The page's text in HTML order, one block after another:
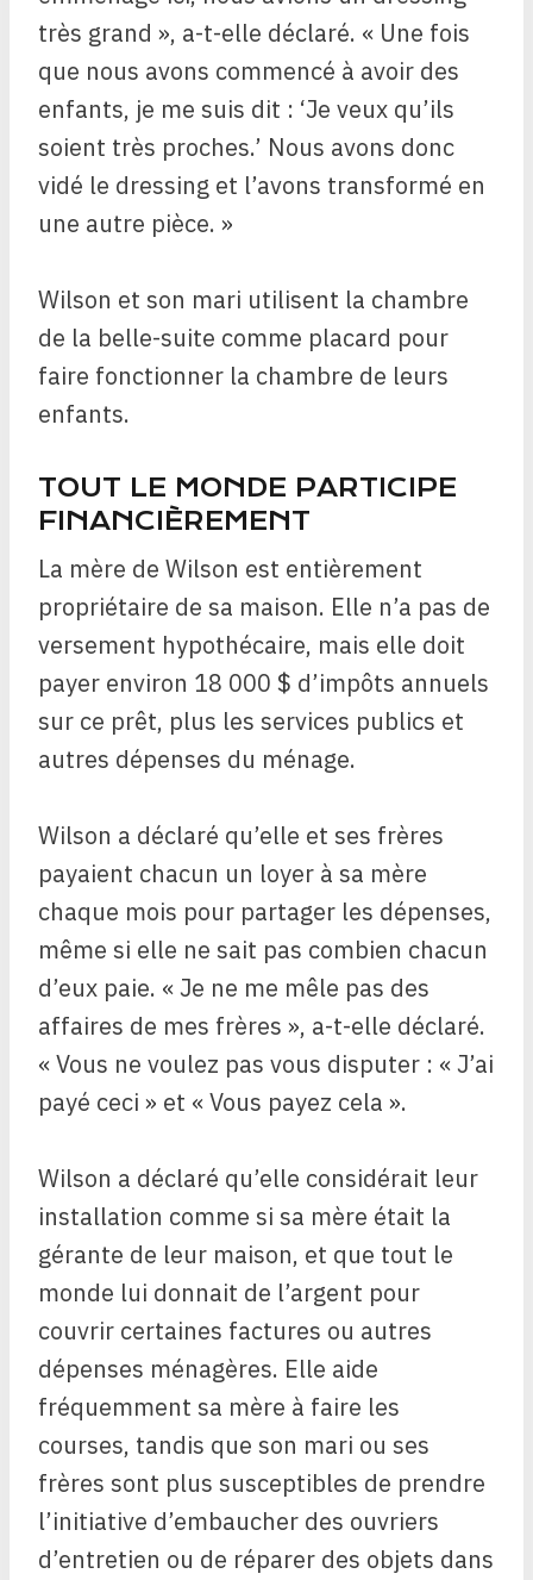
très grand », a-t-elle déclaré. « Une fois
que nous avons commencé à avoir des
enfants, je me suis dit : ‘Je veux qu’ils
soient très proches.’ Nous avons donc
vidé le dressing et l’avons transformé en
une autre pièce. »
Wilson et son mari utilisent la chambre
de la belle-suite comme placard pour
faire fonctionner la chambre de leurs
enfants.
TOUT LE MONDE PARTICIPE
FINANCIÈREMENT
La mère de Wilson est entièrement
propriétaire de sa maison. Elle n’a pas de
versement hypothécaire, mais elle doit
payer environ 18 000 $ d’impôts annuels
sur ce prêt, plus les services publics et
autres dépenses du ménage.
Wilson a déclaré qu’elle et ses frères
payaient chacun un loyer à sa mère
chaque mois pour partager les dépenses,
même si elle ne sait pas combien chacun
d’eux paie. « Je ne me mêle pas des
affaires de mes frères », a-t-elle déclaré.
« Vous ne voulez pas vous disputer : « J’ai
payé ceci » et « Vous payez cela ».
Wilson a déclaré qu’elle considérait leur
installation comme si sa mère était la
gérante de leur maison, et que tout le
monde lui donnait de l’argent pour
couvrir certaines factures ou autres
dépenses ménagères. Elle aide
fréquemment sa mère à faire les
courses, tandis que son mari ou ses
frères sont plus susceptibles de prendre
l’initiative d’embaucher des ouvriers
d’entretien ou de réparer des objets dans